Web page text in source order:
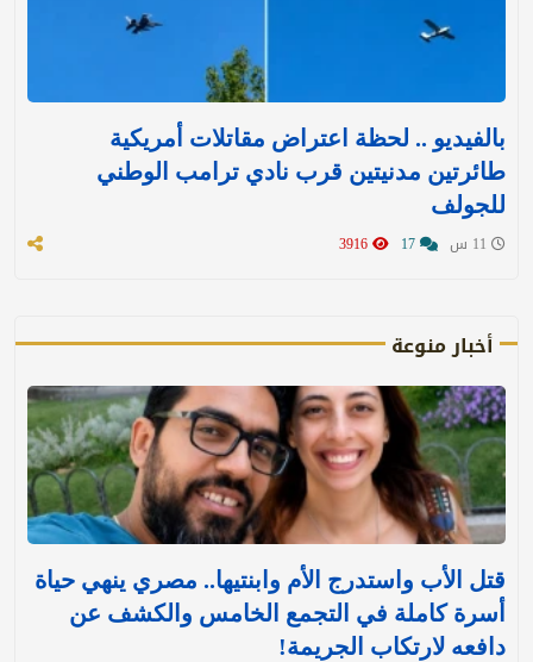
بالفيديو .. لحظة اعتراض مقاتلات أمريكية
طائرتين مدنيتين قرب نادي ترامب الوطني
للجولف
أخبار منوعة
قتل الأب واستدرج الأم وابنتيها.. مصري ينهي حياة
أسرة كاملة في التجمع الخامس والكشف عن
دافعه لارتكاب الجريمة!